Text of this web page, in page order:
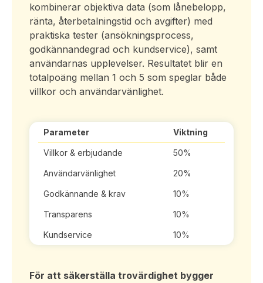
kombinerar objektiva data (som lånebelopp,
ränta, återbetalningstid och avgifter) med
praktiska tester (ansökningsprocess,
godkännandegrad och kundservice), samt
användarnas upplevelser. Resultatet blir en
totalpoäng mellan 1 och 5 som speglar både
villkor och användarvänlighet.
Parameter Viktning
Villkor & erbjudande 50%
Användarvänlighet 20%
Godkännande & krav 10%
Transparens 10%
Kundservice 10%
För att säkerställa trovärdighet bygger